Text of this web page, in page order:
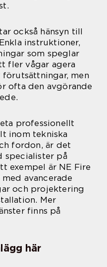
också hänsyn till
instruktioner,
som speglar
fler vågar agera
förutsättningar, men
ofta den avgörande
professionellt
inom tekniska
fordon, är det
specialister på
exempel är NE Fire
avancerade
och projektering
Mer
finns på
här